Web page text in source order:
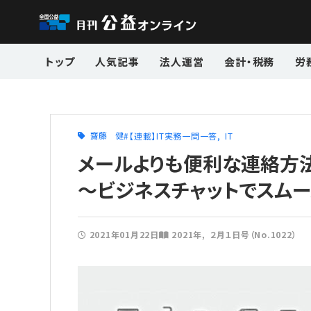
トップ 人気記事 法人運営 会計・税務 労
齋藤 健 【連載】IT実務一問一答 IT
メールよりも便利な連絡方
〜ビジネスチャットでスム
2021年01月22日 2021年 ２月１日号（No.1022）